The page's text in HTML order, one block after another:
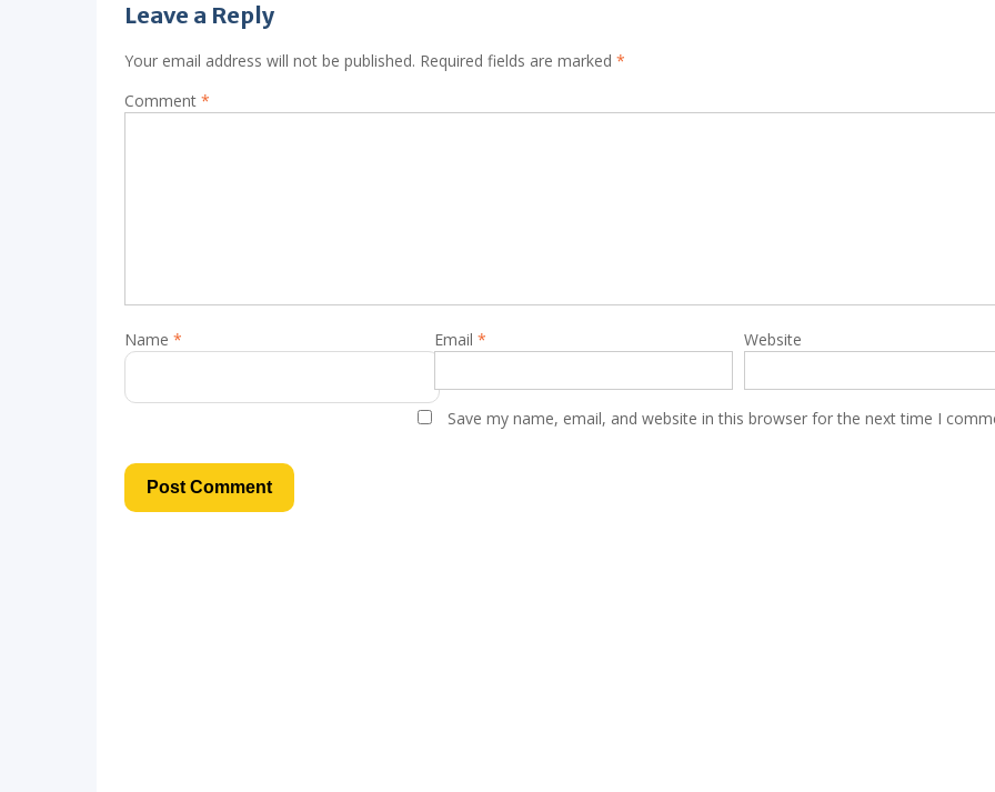
Leave a Reply
Your email address will not be published. Required fields are marked *
Comment *
Name * Email* Website
Save my name, email, and website in this browser for the next time I